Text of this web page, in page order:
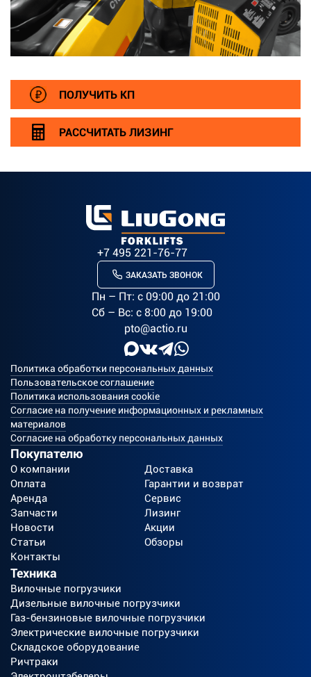
ПОЛУЧИТЬ КП
РАССЧИТАТЬ ЛИЗИНГ
+7 495 221-76-77
ЗАКАЗАТЬ ЗВОНОК
Пн – Пт: c 09:00 до 21:00
Сб – Вс: с 8:00 до 19:00
pto@actio.ru
Политика обработки персональных данных
Пользовательское соглашение
Политика использования cookie
Согласие на получение информационных и рекламных
материалов
Согласие на обработку персональных данных
Покупателю
О компании
Доставка
Оплата
Гарантии и возврат
Аренда
Сервис
Запчасти
Лизинг
Новости
Акции
Статьи
Обзоры
Контакты
Техника
Вилочные погрузчики
Дизельные вилочные погрузчики
Газ-бензиновые вилочные погрузчики
Электрические вилочные погрузчики
Складское оборудование
Ричтраки